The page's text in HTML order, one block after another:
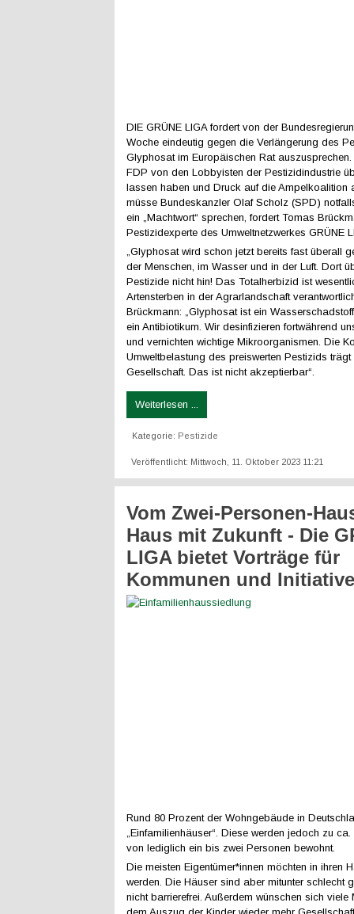
DIE GRÜNE LIGA fordert von der
Woche eindeutig gegen die Verlängerung des
Glyphosat im Europäischen Rat
FDP von den Lobbyisten der Pestizidindustrie
lassen haben und Druck auf die Ampelkoalition
müsse Bundeskanzler Olaf Scholz (SPD)
ein „Machtwort“ sprechen, fordert Tomas
Pestizidexperte des Umweltnetzwerkes GRÜNE
„Glyphosat wird schon jetzt bereits fast überall
der Menschen, im Wasser und in der Luft. Dort
Pestizide nicht hin! Das Totalherbizid ist
Artensterben in der Agrarlandschaft
Brückmann: „Glyphosat ist ein
ein Antibiotikum. Wir desinfizieren fortwährend
und vernichten wichtige Mikroorganismen. Die
Umweltbelastung des preiswerten Pestizids trägt
Gesellschaft. Das ist nicht akzeptierbar“.
Weiterlesen ...
Kategorie: Pestizide
Veröffentlicht: Mittwoch, 11. Oktober 2023 11:21
Vom Zwei-Personen-
Haus mit Zukunft - Die
LIGA bietet Vorträge für
Kommunen und
Rund 80 Prozent der Wohngebäude in
„Einfamilienhäuser“. Diese werden jedoch zu ca.
von lediglich ein bis zwei Personen bewohnt.
Die meisten Eigentümer*innen möchten in ihren
werden. Die Häuser sind aber mitunter schlecht
nicht barrierefrei. Außerdem wünschen sich viele